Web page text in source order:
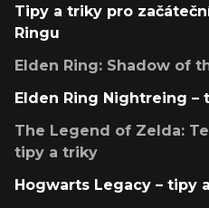
Tipy a triky pro
Ringu
Elden Ring: Shadow of
Elden Ring Nightreing –
The Legend of Zelda:
tipy a triky
Hogwarts Legacy – tipy